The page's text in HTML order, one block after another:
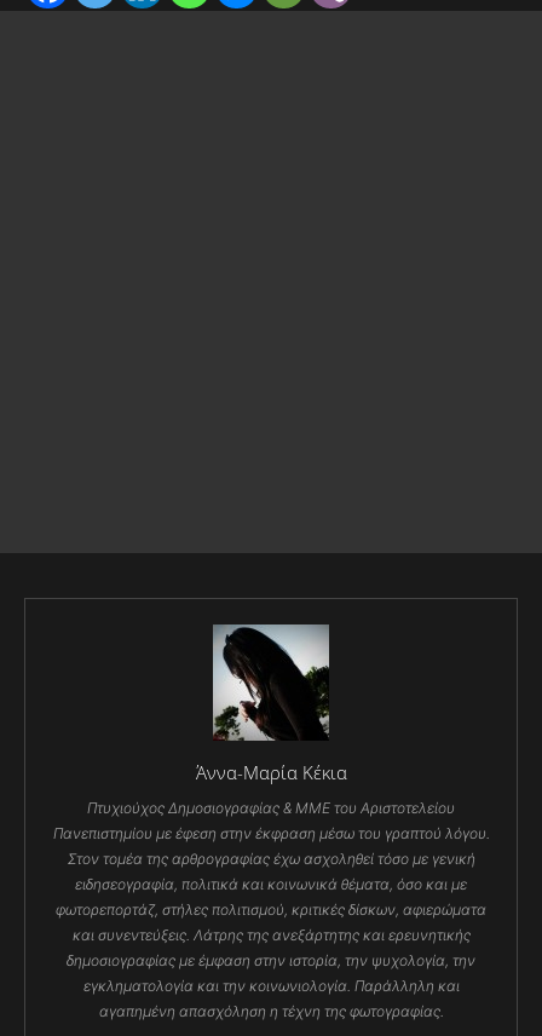
Άννα-Μαρία Κέκια
Πτυχιούχος Δημοσιογραφίας & ΜΜΕ του Αριστοτελείου
Πανεπιστημίου με έφεση στην έκφραση μέσω του γραπτού λόγου.
Στον τομέα της αρθρογραφίας έχω ασχοληθεί τόσο με γενική
ειδησεογραφία, πολιτικά και κοινωνικά θέματα, όσο και με
φωτορεπορτάζ, στήλες πολιτισμού, κριτικές δίσκων, αφιερώματα
και συνεντεύξεις. Λάτρης της ανεξάρτητης και ερευνητικής
δημοσιογραφίας με έμφαση στην ιστορία, την ψυχολογία, την
εγκληματολογία και την κοινωνιολογία. Παράλληλη και
αγαπημένη απασχόληση η τέχνη της φωτογραφίας.